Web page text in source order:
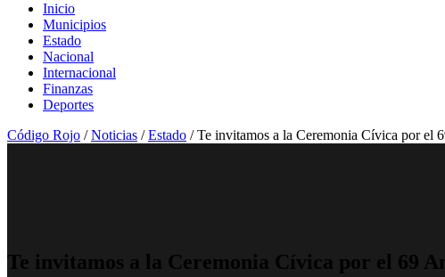
Inicio
Municipios
Estado
Nacional
Internacional
Finanzas
Deportes
Código Rojo /Noticias /Estado /Te invitamos a la Ceremonia Cívica por el
Te invitamos a la Ceremonia Cívica por el 69